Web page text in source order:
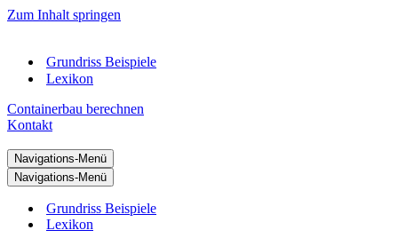
Zum Inhalt springen
Grundriss Beispiele
Lexikon
Containerbau berechnen
Kontakt
Navigations-Menü
Navigations-Menü
Grundriss Beispiele
Lexikon